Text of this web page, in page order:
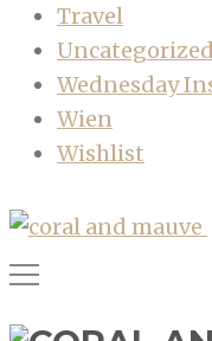
Travel
Uncategorized
Wednesday
Wien
Wishlist